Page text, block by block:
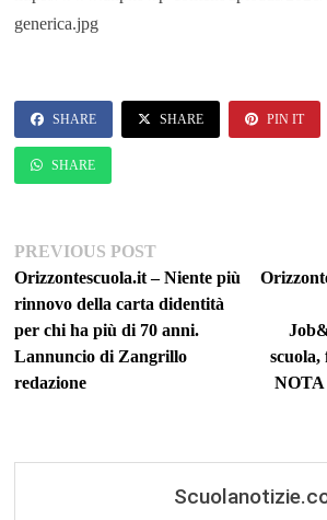
generica.jpg
SHARE SHARE PIN IT
SHARE
Navigazione
articoli
PREVIOUS POSTPrevious
post:
Orizzontescuola.it – Niente più
rinnovo della carta didentità
per chi ha più di 70 anni.
Lannuncio di Zangrillo
redazione
scuola,
NOTA